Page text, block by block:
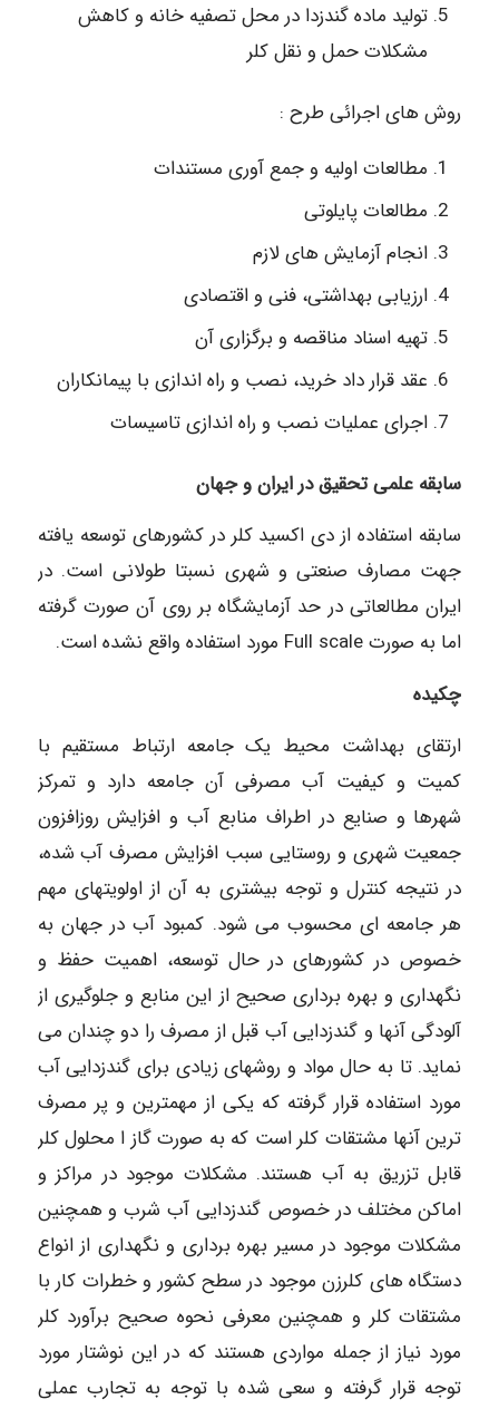
تولید ماده گندزدا در محل تصفیه خانه و کاهش
مشکلات حمل و نقل کلر
روش های اجرائی طرح :
مطالعات اولیه و جمع آوری مستندات
مطالعات پایلوتی
انجام آزمایش های لازم
ارزیابی بهداشتی، فنی و اقتصادی
تهیه اسناد مناقصه و برگزاری آن
عقد قرار داد خرید، نصب و راه اندازی با پیمانکاران
اجرای عملیات نصب و راه اندازی تاسیسات
سابقه علمی تحقیق در ایران و جهان
سابقه استفاده از دی اکسید کلر در کشورهای توسعه یافته
جهت مصارف صنعتی و شهری نسبتا طولانی است. در
ایران مطالعاتی در حد آزمایشگاه بر روی آن صورت گرفته
اما به صورت Full scale مورد استفاده واقع نشده است.
چکیده
ارتقای بهداشت محیط یک جامعه ارتباط مستقیم با
کمیت و کیفیت آب مصرفی آن جامعه دارد و تمرکز
شهرها و صنایع در اطراف منابع آب و افزایش روزافزون
جمعیت شهری و روستایی سبب افزایش مصرف آب شده،
در نتیجه کنترل و توجه بیشتری به آن از اولویتهای مهم
هر جامعه ای محسوب می شود. کمبود آب در جهان به
خصوص در کشورهای در حال توسعه، اهمیت حفظ و
نگهداری و بهره برداری صحیح از این منابع و جلوگیری از
آلودگی آنها و گندزدایی آب قبل از مصرف را دو چندان می
نماید. تا به حال مواد و روشهای زیادی برای گندزدایی آب
مورد استفاده قرار گرفته که یکی از مهمترین و پر مصرف
ترین آنها مشتقات کلر است که به صورت گاز ا محلول کلر
قابل تزریق به آب هستند. مشکلات موجود در مراکز و
اماکن مختلف در خصوص گندزدایی آب شرب و همچنین
مشکلات موجود در مسیر بهره برداری و نگهداری از انواع
دستگاه های کلرزن موجود در سطح کشور و خطرات کار با
مشتقات کلر و همچنین معرفی نحوه صحیح برآورد کلر
مورد نیاز از جمله مواردی هستند که در این نوشتار مورد
توجه قرار گرفته و سعی شده با توجه به تجارب عملی